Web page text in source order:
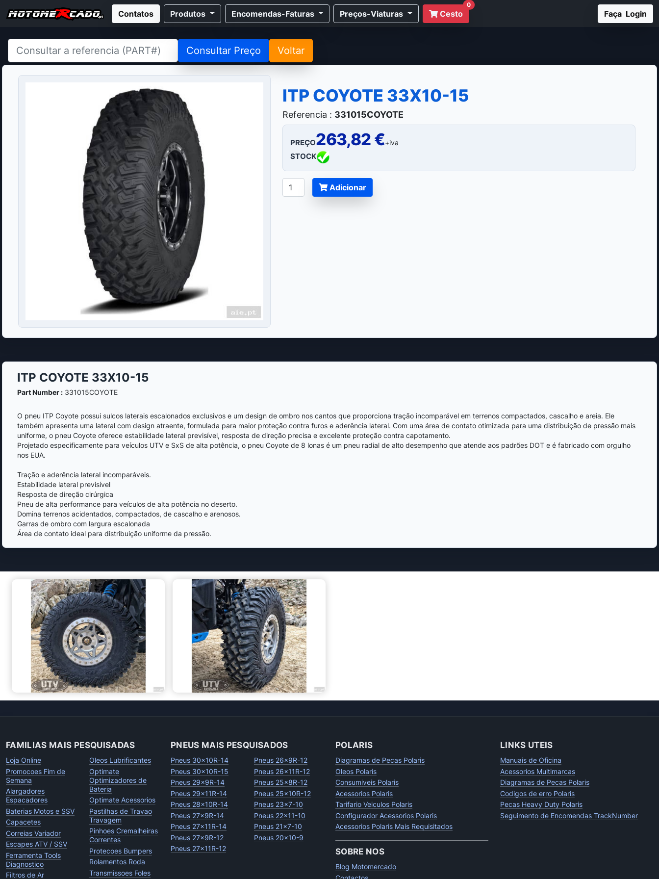
Contatos Produtos Encomendas-Faturas Preços-Viaturas Cesto
0
Faça Login
Consultar Preço Voltar
ITP COYOTE 33X10-15
Referencia : 331015COYOTE
PREÇO263,82 €+iva
STOCK
Adicionar
ITP COYOTE 33X10-15
Part Number :331015COYOTE
O pneu ITP Coyote possui sulcos laterais escalonados exclusivos e um design de ombro nos cantos que proporciona tração incomparável em terrenos compactados, cascalho e areia. Ele
também apresenta uma lateral com design atraente, formulada para maior proteção contra furos e aderência lateral. Com uma área de contato otimizada para uma distribuição de pressão mais
uniforme, o pneu Coyote oferece estabilidade lateral previsível, resposta de direção precisa e excelente proteção contra capotamento.
Projetado especificamente para veículos UTV e SxS de alta potência, o pneu Coyote de 8 lonas é um pneu radial de alto desempenho que atende aos padrões DOT e é fabricado com orgulho
nos EUA.
Tração e aderência lateral incomparáveis.
Estabilidade lateral previsível
Resposta de direção cirúrgica
Pneu de alta performance para veículos de alta potência no deserto.
Domina terrenos acidentados, compactados, de cascalho e arenosos.
Garras de ombro com largura escalonada
Área de contato ideal para distribuição uniforme da pressão.
FAMILIAS MAIS PESQUISADAS
Loja Online
Promocoes Fim de
Semana
Alargadores
Espacadores
Baterias Motos e SSV
Capacetes
Correias Variador
Escapes ATV / SSV
Ferramenta Tools
Diagnostico
Filtros de Ar
Oleos Lubrificantes
Optimate
Optimizadores de
Bateria
Optimate Acessorios
Pastilhas de Travao
Travagem
Pinhoes Cremalheiras
Correntes
Protecoes Bumpers
Rolamentos Roda
Transmissoes Foles
PNEUS MAIS PESQUISADOS
Pneus 30x10R-14
Pneus 30x10R-15
Pneus 29x9R-14
Pneus 29x11R-14
Pneus 28x10R-14
Pneus 27x9R-14
Pneus 27x11R-14
Pneus 27x9R-12
Pneus 27x11R-12
Pneus 26x9R-12
Pneus 26x11R-12
Pneus 25x8R-12
Pneus 25x10R-12
Pneus 23x7-10
Pneus 22x11-10
Pneus 21x7-10
Pneus 20x10-9
POLARIS
Diagramas de Pecas Polaris
Oleos Polaris
Consumiveis Polaris
Acessorios Polaris
Tarifario Veiculos Polaris
Configurador Acessorios Polaris
Acessorios Polaris Mais Requisitados
SOBRE NOS
Blog Motomercado
LINKS UTEIS
Manuais de Oficina
Acessorios Multimarcas
Diagramas de Pecas Polaris
Codigos de erro Polaris
Pecas Heavy Duty Polaris
Seguimento de Encomendas TrackNumber